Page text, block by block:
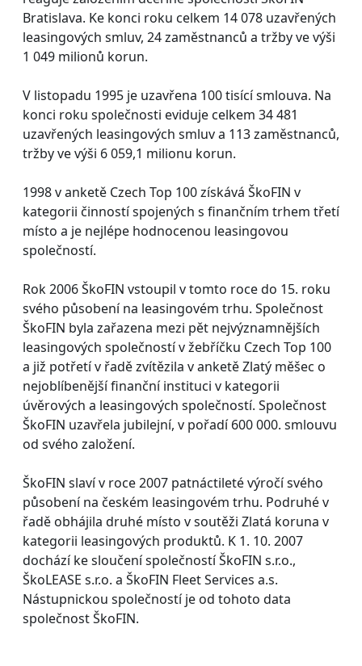
Bratislava. Ke konci roku celkem 14 078 uzavřených
leasingových smluv, 24 zaměstnanců a tržby ve výši
1 049 milionů korun.
V listopadu 1995 je uzavřena 100 tisící smlouva. Na
konci roku společnosti eviduje celkem 34 481
uzavřených leasingových smluv a 113 zaměstnanců,
tržby ve výši 6 059,1 milionu korun.
1998 v anketě Czech Top 100 získává ŠkoFIN v
kategorii činností spojených s finančním trhem třetí
místo a je nejlépe hodnocenou leasingovou
společností.
Rok 2006 ŠkoFIN vstoupil v tomto roce do 15. roku
svého působení na leasingovém trhu. Společnost
ŠkoFIN byla zařazena mezi pět nejvýznamnějších
leasingových společností v žebříčku Czech Top 100
a již potřetí v řadě zvítězila v anketě Zlatý měšec o
nejoblíbenější finanční instituci v kategorii
úvěrových a leasingových společností. Společnost
ŠkoFIN uzavřela jubilejní, v pořadí 600 000. smlouvu
od svého založení.
ŠkoFIN slaví v roce 2007 patnáctileté výročí svého
působení na českém leasingovém trhu. Podruhé v
řadě obhájila druhé místo v soutěži Zlatá koruna v
kategorii leasingových produktů. K 1. 10. 2007
dochází ke sloučení společností ŠkoFIN s.r.o.,
ŠkoLEASE s.r.o. a ŠkoFIN Fleet Services a.s.
Nástupnickou společností je od tohoto data
společnost ŠkoFIN.